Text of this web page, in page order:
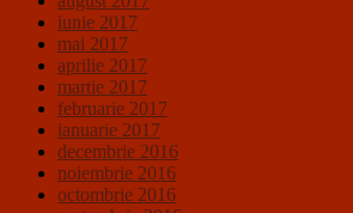
iunie 2017
mai 2017
aprilie 2017
martie 2017
februarie 2017
ianuarie 2017
decembrie 2016
noiembrie 2016
octombrie 2016